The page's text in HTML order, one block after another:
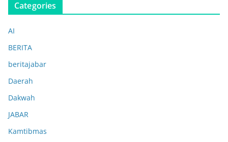
Categories
AI
BERITA
beritajabar
Daerah
Dakwah
JABAR
Kamtibmas